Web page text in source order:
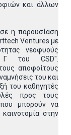
και άλλων
η παρουσίαση
Ventures με
νεοφυούς
Γ του CSD".
αποφοίτους
του και
του καθηγητές
προς τους
μπορούν να
στην